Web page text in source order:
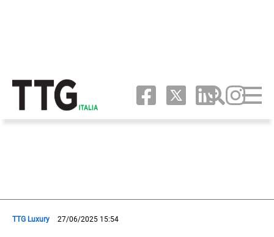
TTG Luxury 27/06/2025 15:54